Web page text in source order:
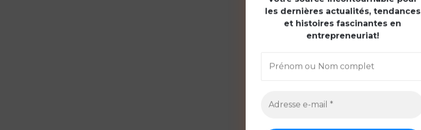
les dernières actualités, tendances
et histoires fascinantes en
entrepreneuriat!